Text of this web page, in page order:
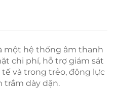
một hệ thống âm thanh
chi phí, hỗ trợ giám sát
và trong trẻo, động lực
trầm dày dặn.